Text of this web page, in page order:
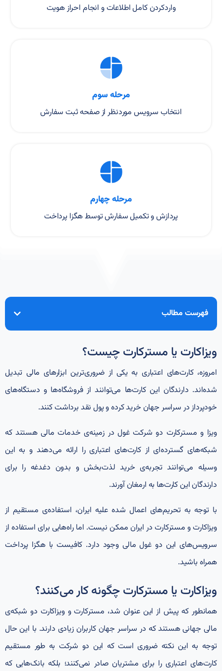
واردکردن کامل اطلاعات و انجام احراز هویت
مرحله سوم
انتخاب سرویس موردنظر از صفحه ثبت سفارش
مرحله چهارم
پردازش و تکمیل سفارش توسط هگزا پرداخت
فهرست مطالب
ویزاکارت یا مسترکارت چیست؟
امروزه، کارت‌های اعتباری به یکی از ضروری‌ترین ابزار‌های مالی تبدیل
شده‌اند. دارندگان این کارت‌ها می‌توانند از فروشگاه‌ها و دستگاه‌های
خودپرداز در سراسر جهان خرید کرده و پول نقد برداشت کنند.
ویزا و مسترکارت دو شرکت غول در زمینه‌ی خدمات مالی هستند که
شبکه‌های گسترده‌ای از کارت‌های اعتباری را ارائه می‌دهند و به این
وسیله می‌توانند تجربه‌ی خرید لذت‌بخش و بدون دغدغه را برای
دارندگان این کارت‌ها به ارمغان آورند.
با توجه به تحریم‌های اعمال شده علیه ایران، استفاده‌ی مستقیم از
ویزاکارت و مسترکارت در ایران ممکن نیست. اما راه‌هایی برای استفاده از
سرویس‌های این دو غول مالی وجود دارد. کافیست با هگزا پرداخت
همراه باشید.
ویزاکارت یا مسترکارت چگونه کار می‌کنند؟
همانطور که پیش از این عنوان شد، مسترکارت و ویزاکارت دو شبکه‌ی
مالی جهانی هستند که در سراسر جهان کاربران زیادی دارند. با این حال
توجه به این نکته ضروری است که این دو شرکت به طور مستقیم
کارت‌های اعتباری را برای مشتریان صادر نمی‌کنند؛ بلکه بانک‌هایی که